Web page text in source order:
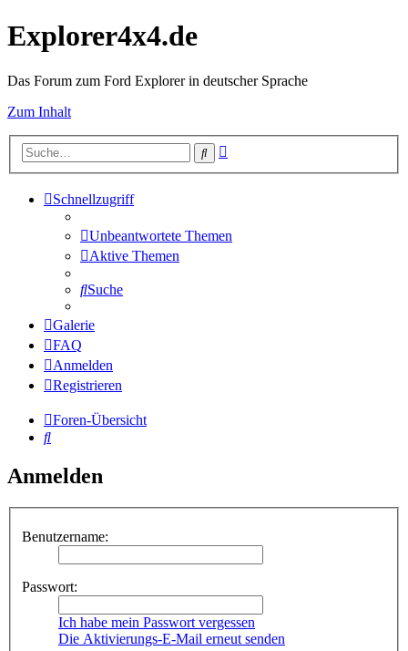
Explorer4x4.de
Das Forum zum Ford Explorer in deutscher Sprache
Zum Inhalt
Suche
Schnellzugriff
Unbeantwortete Themen
Aktive Themen
Suche
Galerie
FAQ
Anmelden
Registrieren
Foren-Übersicht
Suche
Anmelden
Benutzername:
Passwort:
Ich habe mein Passwort vergessen
Die Aktivierungs-E-Mail erneut senden